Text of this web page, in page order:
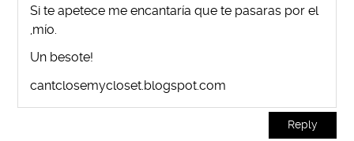
Si te apetece me encantaría que te pasaras por el
,mío.
Un besote!
cantclosemycloset.blogspot.com
Reply